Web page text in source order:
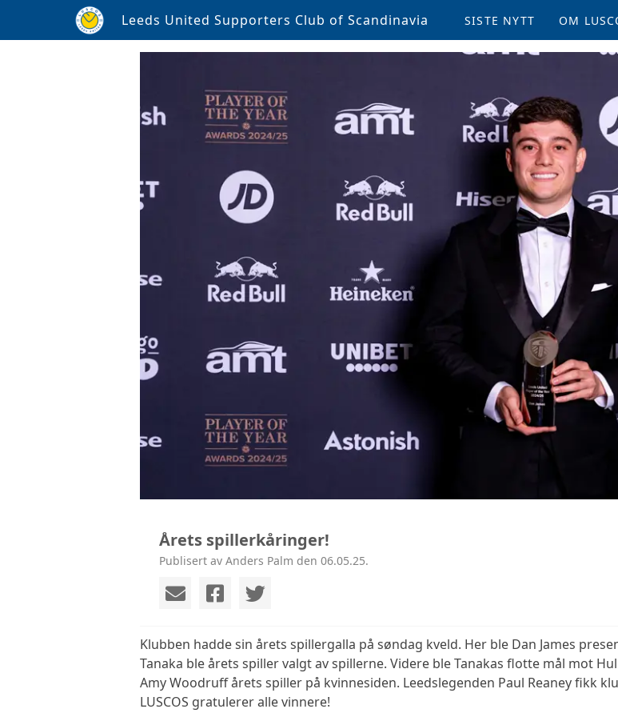
Leeds United Supporters Club of Scandinavia SISTE NYTT OM
LUSCOS
GLADE
LOKALE
Årets spillerkåringer!
Publisert av Anders Palm den 06.05.25.
Klubben hadde sin årets spillergalla på søndag kveld. Her ble Dan James
Tanaka ble årets spiller valgt av spillerne. Videre ble Tanakas flotte mål mot
Amy Woodruff årets spiller på kvinnesiden. Leedslegenden Paul Reaney fikk
LUSCOS gratulerer alle vinnere!